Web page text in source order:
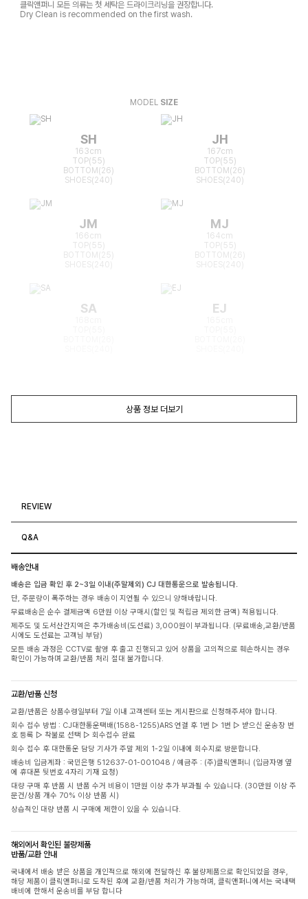
클릭앤퍼니 모든 의류는 첫 세탁은 드라이크리닝을 권장합니다.
Dry Clean is recommended on the first wash.
MODEL SIZE
SH
163cm
TOP(55)
BOTTOM(26)
SHOES(240)
JH
167cm
TOP(55)
BOTTOM(26)
SHOES(240)
JM
166cm
TOP(55)
BOTTOM(25)
MJ
164cm
TOP(55)
BOTTOM(26)
SA EJ
상품 정보 더보기
REVIEW
Q&A
배송안내
배송은 입금 확인 후 2~3일 이내(주말제외) CJ 대한통운으로 발송됩니다.
단, 주문량이 폭주하는 경우 배송이 지연될 수 있으니 양해바랍니다.
무료배송은 순수 결제금액 6만원 이상 구매시(할인 및 적립금 제외한 금액) 적용됩니다.
제주도 및 도서산간지역은 추가배송비(도선료) 3,000원이 부과됩니다. (무료배송,교환/반품
시에도 도선료는 고객님 부담)
모든 배송 과정은 CCTV로 촬영 후 출고 진행되고 있어 상품을 고의적으로 훼손하시는 경우
확인이 가능하며 교환/반품 처리 절대 불가합니다.
교환/반품 신청
교환/반품은 상품수령일부터 7일 이내 고객센터 또는 게시판으로 신청해주셔야 합니다.
회수 접수 방법 : CJ대한통운택배(1588-1255)ARS 연결 후 1번 ▷ 1번 ▷ 받으신 운송장 번
호 등록 ▷ 착불로 선택 ▷ 회수접수 완료
회수 접수 후 대한통운 담당 기사가 주말 제외 1-2일 이내에 회수지로 방문합니다.
배송비 입금계좌 : 국민은행 512637-01-001048 / 예금주 : (주)클릭앤퍼니 (입금자명 옆
에 휴대폰 뒷번호 4자리 기재 요청)
대량 구매 후 반품 시 반품 수거 비용이 1만원 이상 추가 부과될 수 있습니다. (30만원 이상 주
문건/상품 개수 70% 이상 반품 시)
상습적인 대량 반품 시 구매에 제한이 있을 수 있습니다.
해외에서 확인된 불량제품
반품/교환 안내
국내에서 배송 받은 상품을 개인적으로 해외에 전달하신 후 불량제품으로 확인되었을 경우,
해당 제품이 클릭앤퍼니로 도착된 후에 교환/반품 처리가 가능하며, 클릭앤퍼니에서는 국내택
배비에 한해서 운송비를 부담 합니다